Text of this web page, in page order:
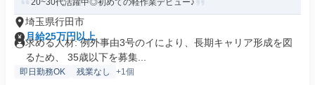
20~30代活躍中◎初めての軽作業デビュー♪
埼玉県行田市
月給25万円以上
求める人材: 例外事由3号のイにより、長期キャリア形成を図
るため、 35歳以下を募集...
即日勤務OK 残業なし +1個